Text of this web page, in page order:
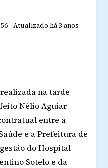
- Atualizado há 3 anos
na tarde
Nélio Aguiar
entre a
e a Prefeitura de
do Hospital
Sotelo e da